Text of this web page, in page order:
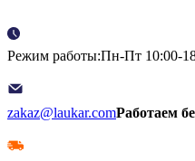
Режим работы:Пн-Пт 10:00-
zakaz@laukar.comРаботаем